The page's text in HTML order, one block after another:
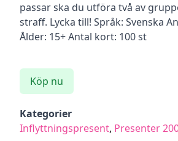
passar ska du utföra två av
straff. Lycka till! Språk: Svenska
Ålder: 15+ Antal kort: 100 st
Köp nu
Kategorier
Inflyttningspresent, Presenter